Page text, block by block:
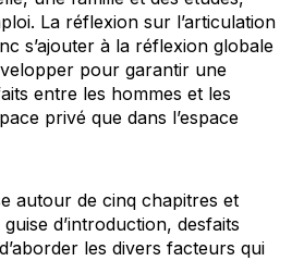
La réflexion sur l’articulation
s’ajouter à la réflexion globale
pour garantir une
entre les hommes et les
privé que dans l’espace
autour de cinq chapitres et
d’introduction, desfaits
les divers facteurs qui